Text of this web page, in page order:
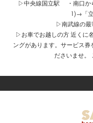
▷中央線国立駅 ・南口か
1)→「
▷南武線の
▷お車でお越しの方 近くに
ングがあります。サービス券
ださいませ。